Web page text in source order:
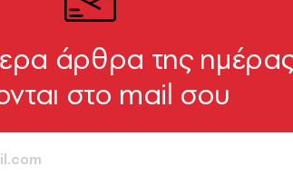
που έχει μολυνθεί
άρθρα της
στο mail σου